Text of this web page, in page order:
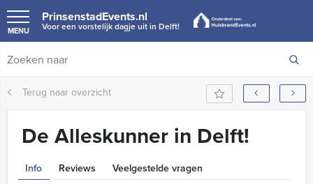
PrinsenstadEvents.nl
Voor een vorstelijk dagje uit in Delft!
MENU
Terug naar overzicht
De Alleskunner in Delft!
Info Reviews Veelgestelde vragen